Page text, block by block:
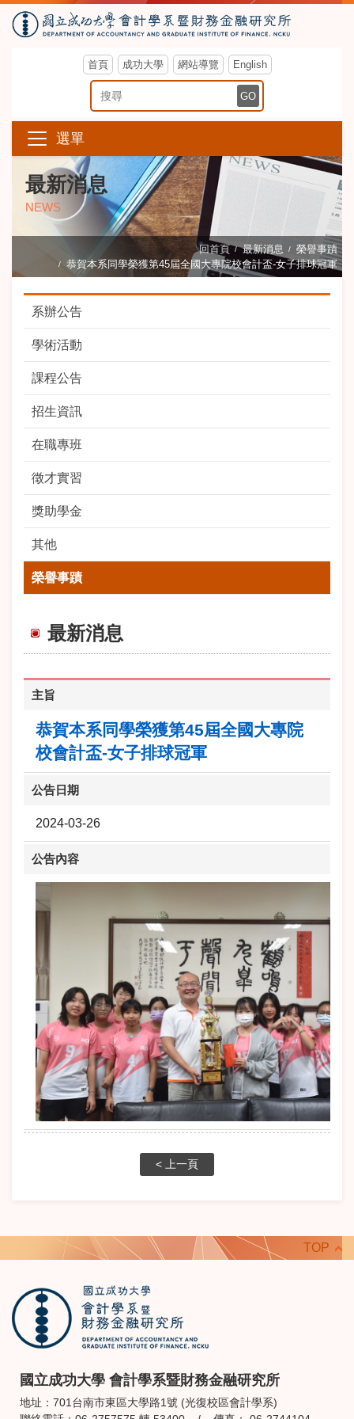
首頁 成功大學 網站導覽 English
搜尋關鍵字 GO
選單
最新消息
NEWS
回首頁 最新消息
榮譽事蹟
恭賀本系同學榮獲第45屆全國大專院校會計盃-女子排球冠軍
系辦公告
學術活動
課程公告
招生資訊
在職專班
徵才實習
獎助學金
其他
榮譽事蹟
最新消息
主旨
恭賀本系同學榮獲第45屆全國大專院
校會計盃-女子排球冠軍
公告日期
2024-03-26
公告內容
< 上一頁
TOP
國立成功大學 會計學系暨財務金融研究所
地址：701台南市東區大學路1號 (光復校區會計學系)